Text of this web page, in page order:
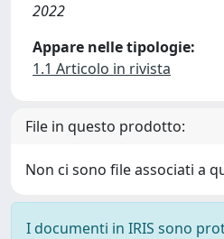
2022
Appare nelle tipologie:
1.1 Articolo in rivista
File in questo prodotto:
Non ci sono file associati a
I documenti in IRIS sono